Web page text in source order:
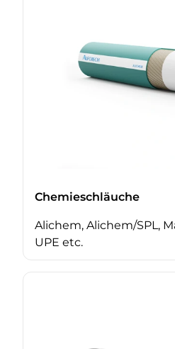
Chemieschläuche
Alichem, Alichem/SPL,
UPE etc.